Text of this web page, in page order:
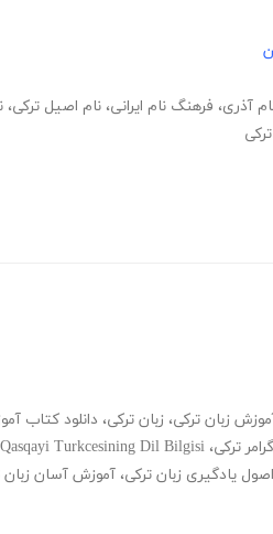
آذری، فرهنگ نام ایرانی، نام اصیل ترکی،
زبان ترکی، زبان ترکی، دانلود کتاب
ترکی، Qasqayi Turkcesining Dil Bilgisi
اصول یادگیری زبان ترکی، آموزش آسان زبان